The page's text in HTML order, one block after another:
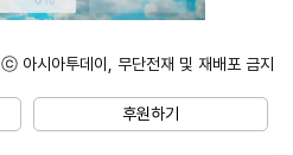
ⓒ 아시아투데이, 무단전재 및 재배포 금지
후원하기